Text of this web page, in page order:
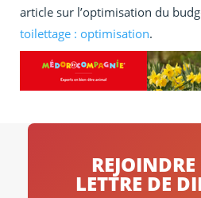
article sur l’optimisation du
toilettage : optimisation.
LETTRE DE